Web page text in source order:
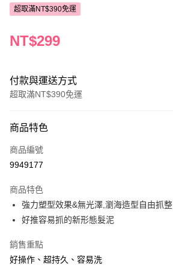
超取滿NT$390免運
NT$299
付款與運送方式
超取滿NT$390免運
POYA支付
信用卡一次付款
LINE Pay
Apple Pay
街口支付
商品特色
商品編號
9949177
商品特色
強力塑型效果&無光澤,瀏海造型自由抓整
好推容易抓的新形態髮泥
銷售重點
好操作、超持久、容易洗